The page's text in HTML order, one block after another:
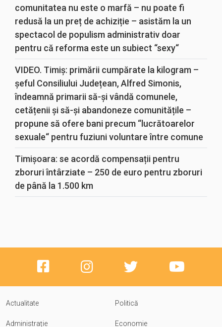
comunitatea nu este o marfă – nu poate fi
redusă la un preț de achiziție – asistăm la un
spectacol de populism administrativ doar
pentru că reforma este un subiect “sexy“
VIDEO. Timiș: primării cumpărate la kilogram –
șeful Consiliului Județean, Alfred Simonis,
îndeamnă primarii să-și vândă comunele,
cetățenii și să-și abandoneze comunitățile –
propune să ofere bani precum “lucrătoarelor
sexuale“ pentru fuziuni voluntare între comune
Timișoara: se acordă compensații pentru
zboruri întârziate – 250 de euro pentru zboruri
de până la 1.500 km
Actualitate Politică
Administrație Economie